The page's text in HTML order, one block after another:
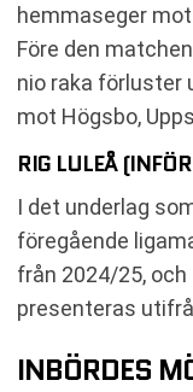
hemmaseger mot
Före den
nio raka förluster
mot Högsbo,
RIG LULEÅ
I det underlag
föregående
från 2024/25,
presenteras
INBÖRDES